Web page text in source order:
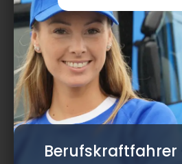
Berufskraftfahrer